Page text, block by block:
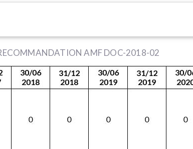
AMF DOC-2018-02